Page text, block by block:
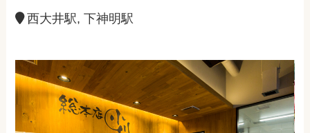
西大井駅, 下神明駅